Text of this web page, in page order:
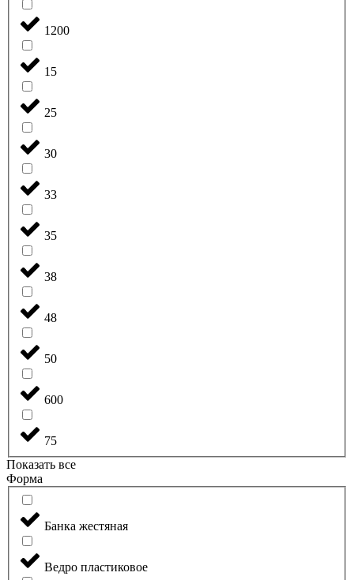
1200
15
25
30
33
35
38
48
50
600
75
Показать все
Форма
Банка жестяная
Ведро пластиковое